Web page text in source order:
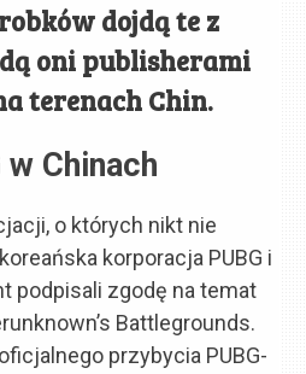
dojdą te z
oni publisherami
terenach Chin.
w Chinach
o których nikt nie
korporacja PUBG i
podpisali zgodę na temat
Battlegrounds.
przybycia PUBG-